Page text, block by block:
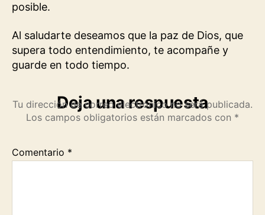
posible.
Al saludarte deseamos que la paz de Dios, que
supera todo entendimiento, te acompañe y
guarde en todo tiempo.
Deja una respuesta
Tu dirección de correo electrónico no será publicada.
Los campos obligatorios están marcados con *
Comentario *